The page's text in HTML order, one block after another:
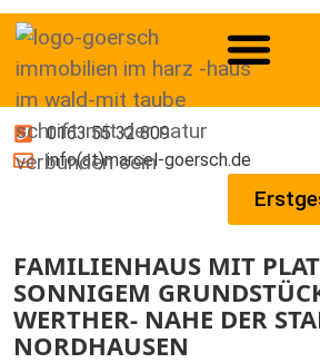
0163 55 32 809
info(at)marcel-goersch.de
FAMILIENHAUS MIT
SONNIGEM
WERTHER- NAHE DER
NORDHAUSEN